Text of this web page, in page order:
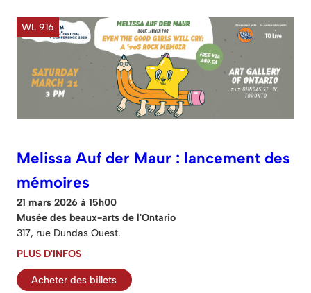
WL 916
Melissa Auf der Maur : lancement des
mémoires
21 mars 2026 à 15h00
Musée des beaux-arts de l'Ontario
317, rue Dundas Ouest.
PLUS D'INFOS
Acheter des billets